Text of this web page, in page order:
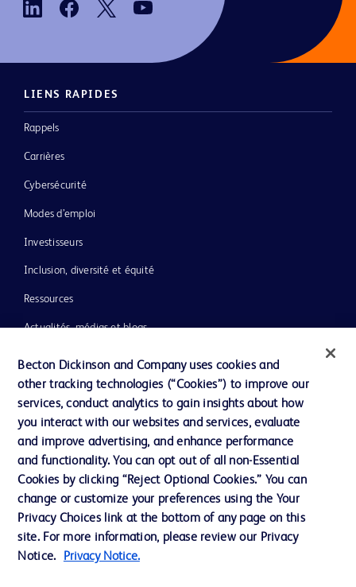
LIENS RAPIDES
Rappels
Carrières
Cybersécurité
Modes d’emploi
Investisseurs
Inclusion, diversité et équité
Ressources
Actualités, médias et blogs
Ethique et conformité
Nous contacter
Paramètres des cookies
Charte de Protection des Données Personnelles
Conditions d'utlisation
Becton Dickinson and Company uses cookies and
other tracking technologies (“Cookies”) to improve our
services, conduct analytics to gain insights about how
you interact with our websites and services, evaluate
and improve advertising, and enhance performance
and functionality. You can opt out of all non-Essential
Cookies by clicking “Reject Optional Cookies.” You can
change or customize your preferences using the Your
Privacy Choices link at the bottom of any page on this
site. For more information, please review our Privacy
Notice.
Privacy Notice.